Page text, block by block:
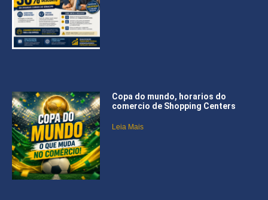
Copa do mundo, horarios do
comercio de Shopping Centers
Leia Mais